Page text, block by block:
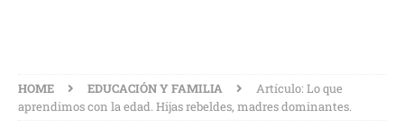
HOME EDUCACIÓN Y FAMILIA
Artículo: Lo que
aprendimos con la edad. Hijas rebeldes, madres dominantes.